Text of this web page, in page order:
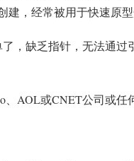
建，经常被用于快速原
了，缺乏指针，无法通
AOL或CNET公司或任